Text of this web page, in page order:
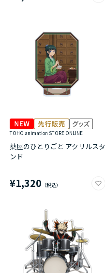
TOHO animation STORE ONLINE
薬屋のひとりごと アクリルスタ
ンド
¥1,320